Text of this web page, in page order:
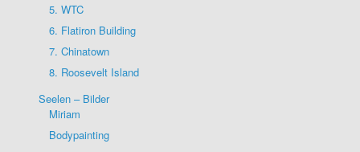
5. WTC
6. Flatiron Building
7. Chinatown
8. Roosevelt Island
Seelen – Bilder
Miriam
Bodypainting